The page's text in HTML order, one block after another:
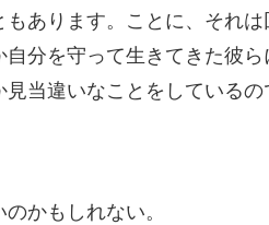
あります。ことに、それは
分を守って生きてきた彼ら
当違いなことをしている
かもしれない。